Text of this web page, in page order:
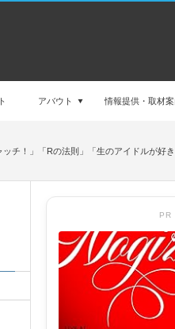
アバウト 情報提供・取材案
チ！」「Rの法則」「生のアイドルが好き
PR